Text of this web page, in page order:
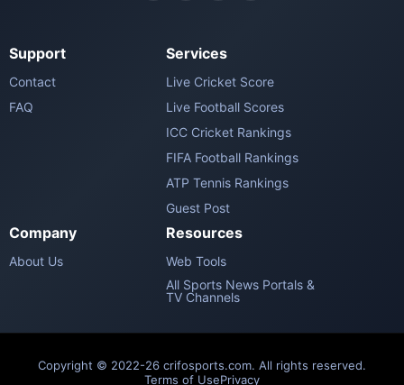
Support
Contact
FAQ
Services
Live Cricket Score
Live Football Scores
ICC Cricket Rankings
FIFA Football Rankings
ATP Tennis Rankings
Guest Post
Company
About Us
Resources
Web Tools
All Sports News Portals &
TV Channels
Copyright © 2022-26 crifosports.com. All rights reserved.
Terms of UsePrivacy